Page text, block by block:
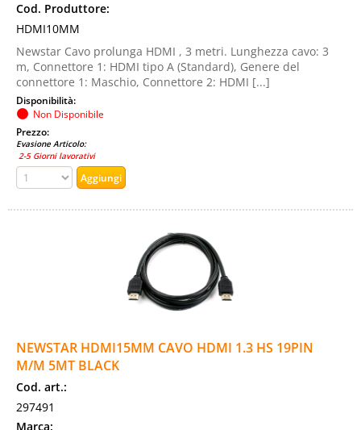
Cod. Produttore:
HDMI10MM
Newstar Cavo prolunga HDMI , 3 metri. Lunghezza cavo: 3
m, Connettore 1: HDMI tipo A (Standard), Genere del
connettore 1: Maschio, Connettore 2: HDMI [...]
Disponibilità:
Non Disponibile
Prezzo:
Evasione Articolo:
2-5 Giorni lavorativi
NEWSTAR HDMI15MM CAVO HDMI 1.3 HS 19PIN
M/M 5MT BLACK
Cod. art.:
297491
Marca: